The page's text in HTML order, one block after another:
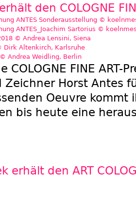
den COLOGNE
COLOGNE FINE ART-
Zeichner Horst Antes
Oeuvre kommt
bis heute eine
erhält den ART